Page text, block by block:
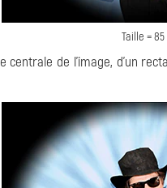
Taille = 85
centrale de l'image, d'un